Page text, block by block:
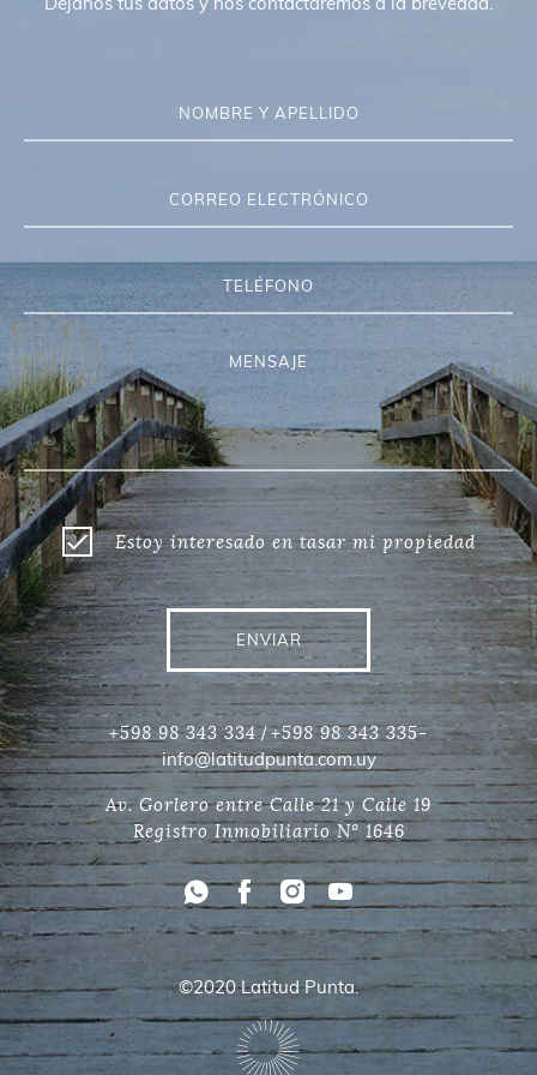
Estoy interesado en tasar mi propiedad
ENVIAR
+598 98 343 334 / +598 98 343 335-
info@latitudpunta.com.uy
Av. Gorlero entre Calle 21 y Calle 19
Registro Inmobiliario N° 1646
©2020 Latitud Punta.